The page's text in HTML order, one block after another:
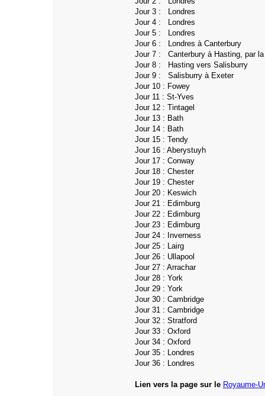
Jour 3 : Londres
Jour 4 : Londres
Jour 5 : Londres
Jour 6 : Londres à Canterbury
Jour 7 : Canterbury à Hasting, par
Jour 8 : Hasting vers Salisburry
Jour 9 : Salisburry à Exeter
Jour 10 : Fowey
Jour 11 : St-Yves
Jour 12 : Tintagel
Jour 13 : Bath
Jour 14 : Bath
Jour 15 : Tendy
Jour 16 : Aberystuyh
Jour 17 : Conway
Jour 18 : Chester
Jour 19 : Chester
Jour 20 : Keswich
Jour 21 : Edimburg
Jour 22 : Edimburg
Jour 23 : Edimburg
Jour 24 : Inverness
Jour 25 : Lairg
Jour 26 : Ullapool
Jour 27 : Arrachar
Jour 28 : York
Jour 29 : York
Jour 30 : Cambridge
Jour 31 : Cambridge
Jour 32 : Stratford
Jour 33 : Oxford
Jour 34 : Oxford
Jour 35 : Londres
Jour 36 : Londres
Lien vers la page sur le Royaume-